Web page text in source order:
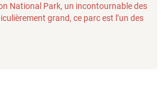
National Park, un incontournable des
grand, ce parc est l’un des